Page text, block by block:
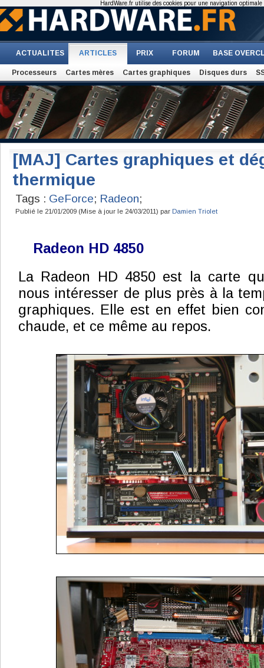
ACTUALITES ARTICLES PRIX FORUM BASE
Processeurs Cartes mères Cartes graphiques Disques durs
[MAJ] Cartes graphiques et
thermique
Tags : GeForce; Radeon;
Publié le 21/01/2009 (Mise à jour le 24/03/2011) par Damien Triolet
Radeon HD 4850
La Radeon HD 4850 est la carte
nous intéresser de plus près à la
graphiques. Elle est en effet bien
chaude, et ce même au repos.
HardWare.fr utilise des cookies pour une navigation